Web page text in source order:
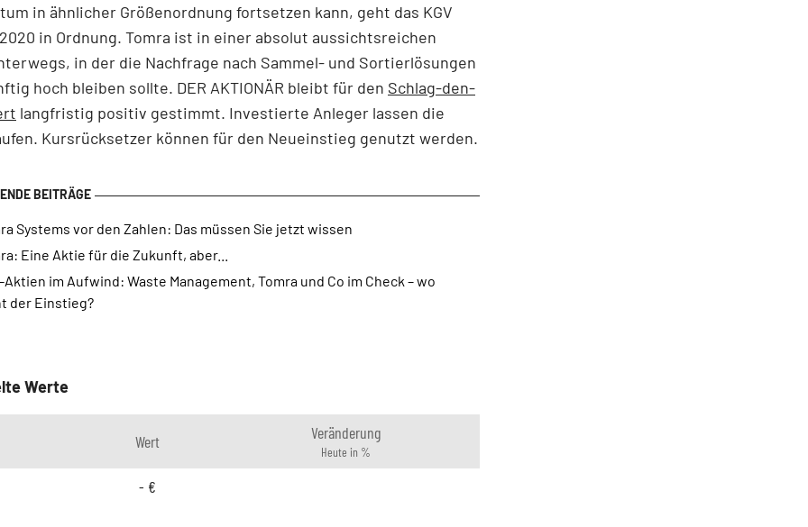
in ähnlicher Größenordnung fortsetzen kann, geht das KGV
in Ordnung. Tomra ist in einer absolut aussichtsreichen
in der die Nachfrage nach Sammel- und Sortierlösungen
hoch bleiben sollte. DER AKTIONÄR bleibt für den Schlag-den-
langfristig positiv gestimmt. Investierte Anleger lassen die
Kursrücksetzer können für den Neueinstieg genutzt werden.
Systems vor den Zahlen: Das müssen Sie jetzt wissen
Eine Aktie für die Zukunft, aber...
Aktien im Aufwind: Waste Management, Tomra und Co im Check – wo
der Einstieg?
Werte
Wert Veränderung
Heute in %
- €